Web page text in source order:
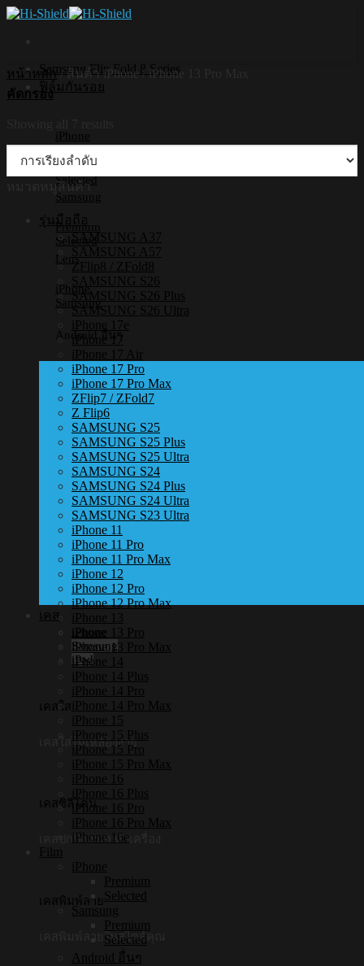
Skip
Samsung Flip Fold 8 Series
ฟิล์มกันรอย
iPhone
Premium
Selected
Samsung
Premium
Selected
Lens
iPhone
Samsung
Android อื่นๆ
เคส
iPhone
Samsung
iPad
เคสใส
เคสใสไม่เหลืองง่าย
เคสซิลิโคน
เคสปกป้องรอบตัวเครื่อง
เคสพิมพ์ลาย
เคสพิมพ์ลายในสไตล์คุณ
หน้าหลัก /สินค้า iPhone/iPhone 13 Pro Max
คัดกรอง
หมวดหมู่สินค้า
รุ่นมือถือ
SAMSUNG A37
SAMSUNG A57
ZFlip8 / ZFold8
SAMSUNG S26
SAMSUNG S26 Plus
SAMSUNG S26 Ultra
iPhone 17e
iPhone 17
iPhone 17 Air
iPhone 17 Pro
iPhone 17 Pro Max
ZFlip7 / ZFold7
Z Flip6
SAMSUNG S25
SAMSUNG S25 Plus
SAMSUNG S25 Ultra
SAMSUNG S24
SAMSUNG S24 Plus
SAMSUNG S24 Ultra
SAMSUNG S23 Ultra
iPhone 11
iPhone 11 Pro
iPhone 11 Pro Max
iPhone 12
iPhone 12 Pro
iPhone 12 Pro Max
iPhone 13
iPhone 13 Pro
iPhone 13 Pro Max
iPhone 14
iPhone 14 Plus
iPhone 14 Pro
iPhone 14 Pro Max
iPhone 15
iPhone 15 Plus
iPhone 15 Pro
iPhone 15 Pro Max
iPhone 16
iPhone 16 Plus
iPhone 16 Pro
iPhone 16 Pro Max
iPhone 16e
Film
iPhone
Premium
Selected
Samsung
Premium
Selected
Android อื่นๆ